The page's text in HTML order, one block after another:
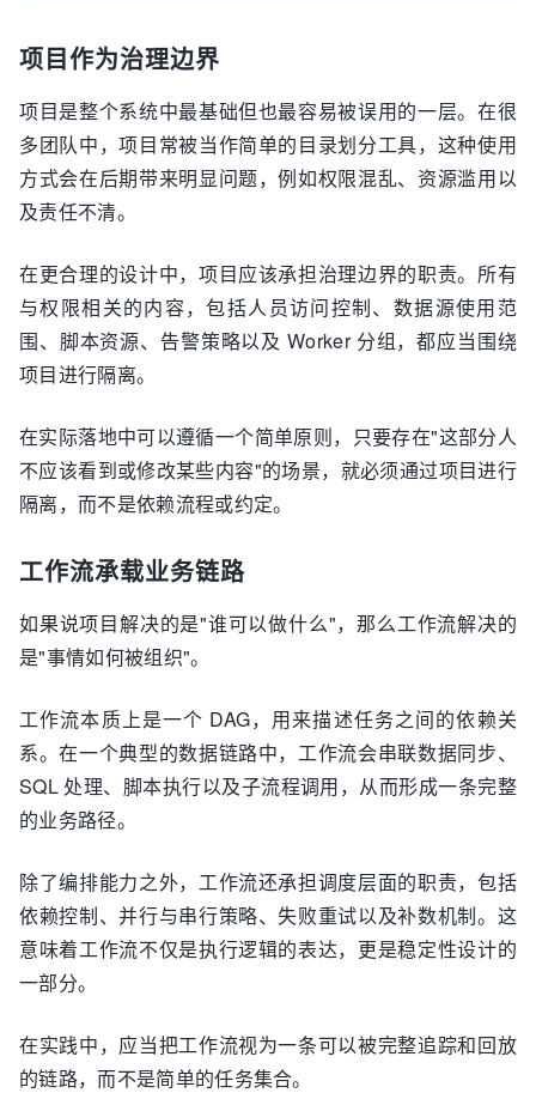
项目作为治理边界
项目是整个系统中最基础但也最容易被误用的一层。在很
多团队中，项目常被当作简单的目录划分工具，这种使用
方式会在后期带来明显问题，例如权限混乱、资源滥用以
及责任不清。
在更合理的设计中，项目应该承担治理边界的职责。所有
与权限相关的内容，包括人员访问控制、数据源使用范
围、脚本资源、告警策略以及 Worker 分组，都应当围绕
项目进行隔离。
在实际落地中可以遵循一个简单原则，只要存在"这部分人
不应该看到或修改某些内容"的场景，就必须通过项目进行
隔离，而不是依赖流程或约定。
工作流承载业务链路
如果说项目解决的是"谁可以做什么"，那么工作流解决的
是"事情如何被组织"。
工作流本质上是一个 DAG，用来描述任务之间的依赖关
系。在一个典型的数据链路中，工作流会串联数据同步、
SQL 处理、脚本执行以及子流程调用，从而形成一条完整
的业务路径。
除了编排能力之外，工作流还承担调度层面的职责，包括
依赖控制、并行与串行策略、失败重试以及补数机制。这
意味着工作流不仅是执行逻辑的表达，更是稳定性设计的
一部分。
在实践中，应当把工作流视为一条可以被完整追踪和回放
的链路，而不是简单的任务集合。